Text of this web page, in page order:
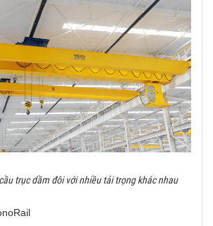
trục dầm đôi với nhiều tải trọng khác nhau